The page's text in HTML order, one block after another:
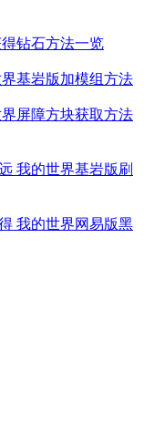
钻石方法一览
基岩版加模组方法
屏障方块获取方法
我的世界基岩版刷
我的世界网易版黑